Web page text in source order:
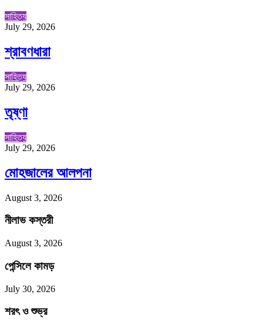
সাহিত্য
July 29, 2026
শ্রাবণধারা
সাহিত্য
July 29, 2026
তৃষ্ণা
সাহিত্য
July 29, 2026
মোহজালের আলপনা
August 3, 2026
নীলাভ কস্তরী
August 3, 2026
পেন্সিলে কামড়
July 30, 2026
শরৎ ও শুভ্র